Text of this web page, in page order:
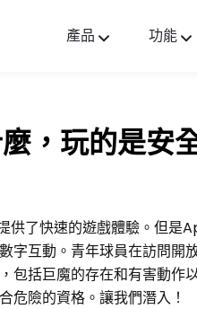
產品
FlashGet
功能
，玩的是安
了快速的遊戲體驗。但是
字互動。青年球員在訪問開
包括巨魔的存在和有害動作
危險的資格。讓我們潛入！